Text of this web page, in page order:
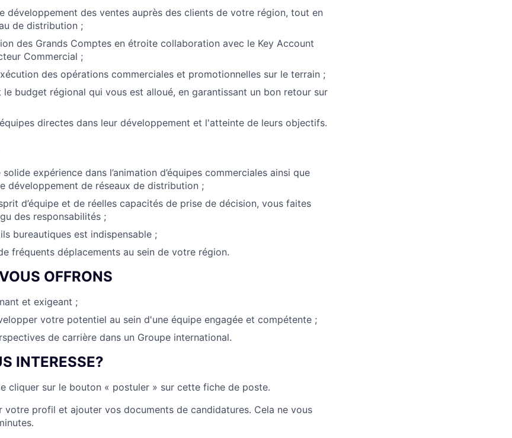
développement des ventes auprès des clients de votre région, tout en
de distribution ;
des Grands Comptes en étroite collaboration avec le Key Account
Commercial ;
des opérations commerciales et promotionnelles sur le terrain ;
le budget régional qui vous est alloué, en garantissant un bon retour sur
directes dans leur développement et l'atteinte de leurs objectifs.
solide expérience dans l’animation d’équipes commerciales ainsi que
développement de réseaux de distribution ;
d’équipe et de réelles capacités de prise de décision, vous faites
des responsabilités ;
bureautiques est indispensable ;
fréquents déplacements au sein de votre région.
OFFRONS
et exigeant ;
votre potentiel au sein d'une équipe engagée et compétente ;
de carrière dans un Groupe international.
INTERESSE?
cliquer sur le bouton « postuler » sur cette fiche de poste.
votre profil et ajouter vos documents de candidatures. Cela ne vous